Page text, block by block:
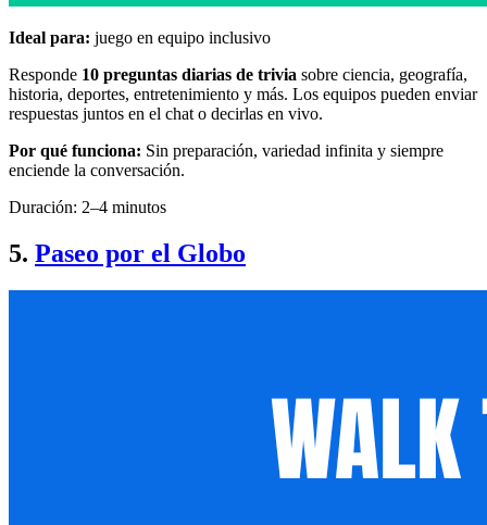
Ideal para: juego en equipo inclusivo
Responde 10 preguntas diarias de trivia sobre ciencia, geografía,
historia, deportes, entretenimiento y más. Los equipos pueden enviar
respuestas juntos en el chat o decirlas en vivo.
Por qué funciona: Sin preparación, variedad infinita y siempre
enciende la conversación.
Duración: 2–4 minutos
5. Paseo por el Globo